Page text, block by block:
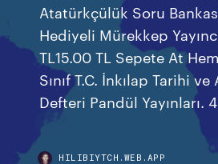
Atatürkçülük Soru
Hediyeli Mürekkep
TL15.00 TL Sepete At
Sınıf T.C. İnkılap Tarihi
Defteri Pandül Yayınları.
HILIBIYTCH.WEB.APP